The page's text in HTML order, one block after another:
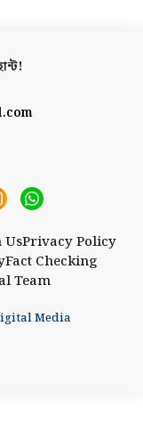
Privacy Policy
Fact Checking
Team
Media